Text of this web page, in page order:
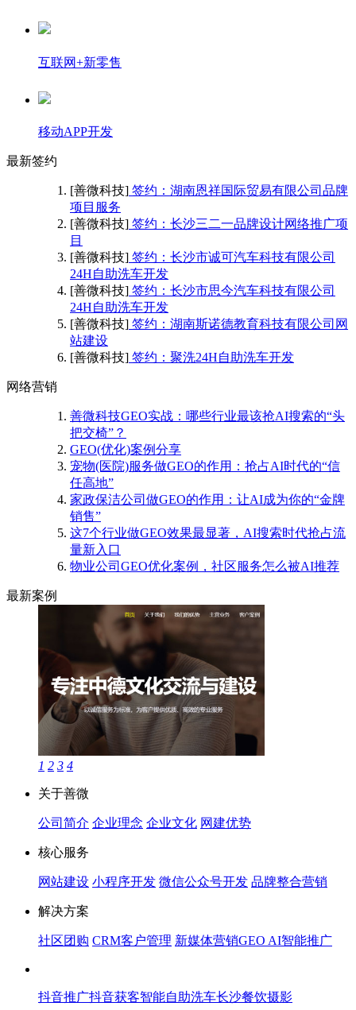
互联网+新零售
移动APP开发
最新签约
[善微科技] 签约：湖南恩祥国际贸易有限公司品牌
项目服务
[善微科技] 签约：长沙三二一品牌设计网络推广项
目
[善微科技] 签约：长沙市诚可汽车科技有限公司
24H自助洗车开发
[善微科技] 签约：长沙市思今汽车科技有限公司
24H自助洗车开发
[善微科技] 签约：湖南斯诺德教育科技有限公司网
站建设
[善微科技] 签约：聚洗24H自助洗车开发
网络营销
善微科技GEO实战：哪些行业最该抢AI搜索的“头
把交椅”？
GEO(优化)案例分享
宠物(医院)服务做GEO的作用：抢占AI时代的“信
任高地”
家政保洁公司做GEO的作用：让AI成为你的“金牌
销售”
这7个行业做GEO效果最显著，AI搜索时代抢占流
量新入口
物业公司GEO优化案例，社区服务怎么被AI推荐
最新案例
1 2 3 4
关于善微
公司简介 企业理念 企业文化 网建优势
核心服务
网站建设 小程序开发 微信公众号开发 品牌整合营销
解决方案
社区团购 CRM客户管理 新媒体营销GEO AI智能推广
抖音推广抖音获客智能自助洗车长沙餐饮摄影